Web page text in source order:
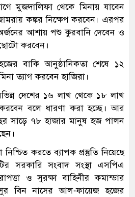
মুজদালিফা থেকে মিনায় যাবেন
কঙ্কর নিক্ষেপ করবেন। এরপর
অর্জনের আশায় পশু কুরবানি দেবেন ও
করবেন।
বাকি আনুষ্ঠানিকতা শেষে ১২
ত্যাগ করবেন হাজিরা।
দেশের ১৬ লাখ থেকে ১৮ লাখ
বলে ধারণা করা হচ্ছে। আর
সাড়ে ৭৮ হাজার মানুষ হজ পালন
করতে ব্যাপক প্রস্তুতি নিয়েছে
সরকারি সংবাদ সংস্থা এসপিএ
ও সুরক্ষা বাহিনীর কমান্ডার
বিন নাসের আল-ফায়েজ হজের